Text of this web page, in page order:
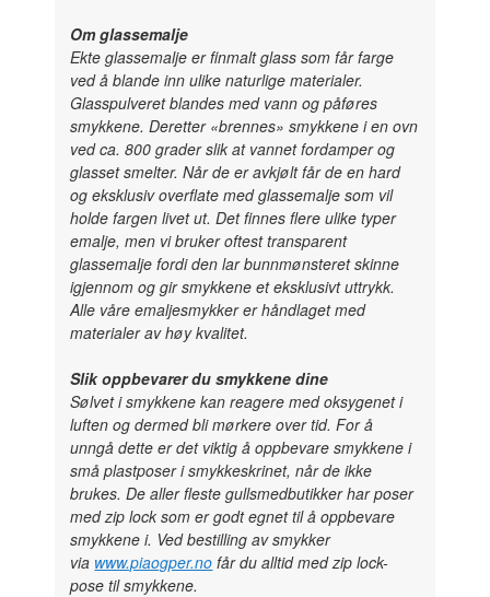
Om glassemalje
Ekte glassemalje er finmalt glass som får farge
ved å blande inn ulike naturlige materialer.
Glasspulveret blandes med vann og påføres
smykkene. Deretter «brennes» smykkene i en ovn
ved ca. 800 grader slik at vannet fordamper og
glasset smelter. Når de er avkjølt får de en hard
og eksklusiv overflate med glassemalje som vil
holde fargen livet ut. Det finnes flere ulike typer
emalje, men vi bruker oftest transparent
glassemalje fordi den lar bunnmønsteret skinne
igjennom og gir smykkene et eksklusivt uttrykk.
Alle våre emaljesmykker er håndlaget med
materialer av høy kvalitet.
Slik oppbevarer du smykkene dine
Sølvet i smykkene kan reagere med oksygenet i
luften og dermed bli mørkere over tid. For å
unngå dette er det viktig å oppbevare smykkene i
små plastposer i smykkeskrinet, når de ikke
brukes. De aller fleste gullsmedbutikker har poser
med zip lock som er godt egnet til å oppbevare
smykkene i. Ved bestilling av smykker
via www.piaogper.no får du alltid med zip lock-
pose til smykkene.